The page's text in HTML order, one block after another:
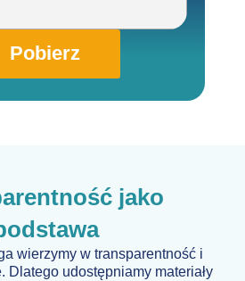
Pobierz
jako
wierzymy w transparentność i
Dlatego udostępniamy materiały